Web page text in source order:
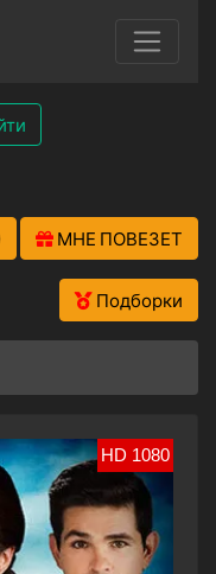
МНЕ ПОВЕЗЕТ
Подборки
HD 1080